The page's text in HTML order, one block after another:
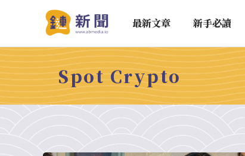
最新文章 新手必讀
Spot Crypto